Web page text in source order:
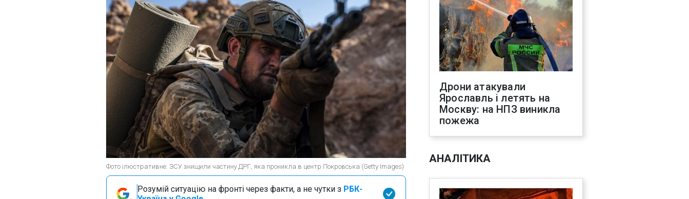
Фото ілюстративне: ЗСУ знищили частину ДРГ, яка проникла в центр Покровська (Getty Images)
Розумій ситуацію на фронті через факти, а не чутки з РБК-
Дрони атакували
Ярославль і летять на
Москву: на НПЗ виникла
пожежа
АНАЛІТИКА